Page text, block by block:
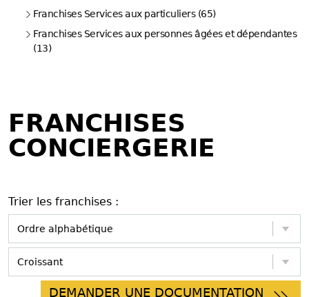
Franchises Services aux particuliers (65)
Franchises Services aux personnes âgées et dépendantes
(13)
FRANCHISES
CONCIERGERIE
Trier les franchises :
DEMANDER UNE DOCUMENTATION